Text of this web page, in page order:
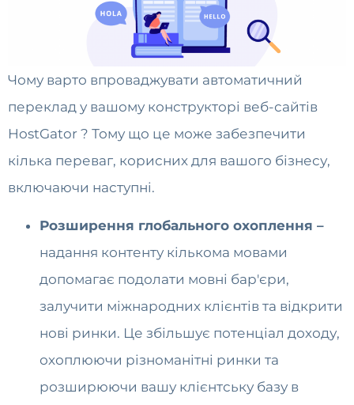
Чому варто впроваджувати автоматичний
переклад у вашому конструкторі веб-сайтів
HostGator ? Тому що це може забезпечити
кілька переваг, корисних для вашого бізнесу,
включаючи наступні.
Розширення глобального охоплення –
надання контенту кількома мовами
допомагає подолати мовні бар'єри,
залучити міжнародних клієнтів та відкрити
нові ринки. Це збільшує потенціал доходу,
охоплюючи різноманітні ринки та
розширюючи вашу клієнтську базу в